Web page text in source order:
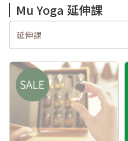
Mu Yoga 延伸課
延伸課